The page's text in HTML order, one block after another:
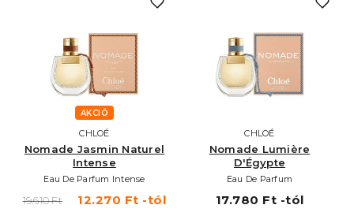
AKCIÓ
CHLOÉ
Nomade Jasmin Naturel
Intense
Eau De Parfum Intense
19.610 Ft 12.270 Ft -tól
CHLOÉ
Nomade Lumière
D'Égypte
Eau De Parfum
17.780 Ft -tól